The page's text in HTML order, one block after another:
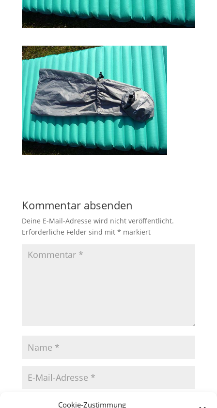
Cookie-Zustimmung
Kommentar absenden
Deine E-Mail-Adresse wird nicht veröffentlicht.
Erforderliche Felder sind mit * markiert